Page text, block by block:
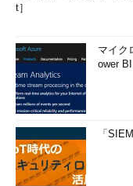
t］
マイク
ower
「